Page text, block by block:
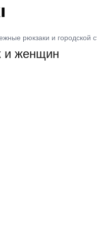
рюкзаки и городской
и женщин